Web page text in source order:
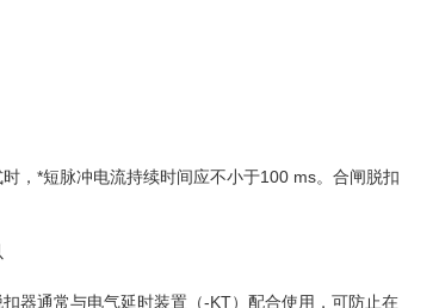
，*短脉冲电流持续时间应不小于100 ms。合闸脱扣
器通常与电气延时装置（-KT）配合使用，可防止在